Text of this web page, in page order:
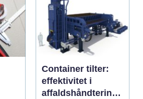
Container tilter:
effektivitet i
affaldshåndtering